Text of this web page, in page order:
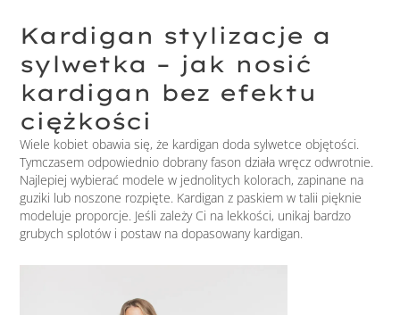
Kardigan stylizacje a
sylwetka – jak nosić
kardigan bez efektu
ciężkości
Wiele kobiet obawia się, że kardigan doda sylwetce objętości.
Tymczasem odpowiednio dobrany fason działa wręcz odwrotnie.
Najlepiej wybierać modele w jednolitych kolorach, zapinane na
guziki lub noszone rozpięte. Kardigan z paskiem w talii pięknie
modeluje proporcje. Jeśli zależy Ci na lekkości, unikaj bardzo
grubych splotów i postaw na dopasowany kardigan.